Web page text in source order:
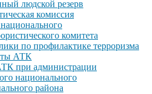
людской резерв
комиссия
комитета
по профилактике терроризма
АТК
при администрации
национального
района